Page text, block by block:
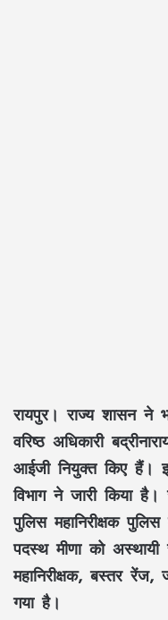
रायपुर। राज्य शासन ने
वरिष्ठ अधिकारी
आईजी नियुक्त किए
विभाग ने जारी किया
पुलिस महानिरीक्षक
पदस्थ मीणा को
महानिरीक्षक, बस्तर
गया है।